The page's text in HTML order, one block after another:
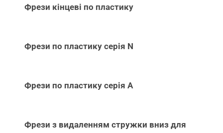
Фрези кінцеві по пластику
Фрези по пластику серія N
Фрези по пластику серія А
Фрези з видаленням стружки вниз для